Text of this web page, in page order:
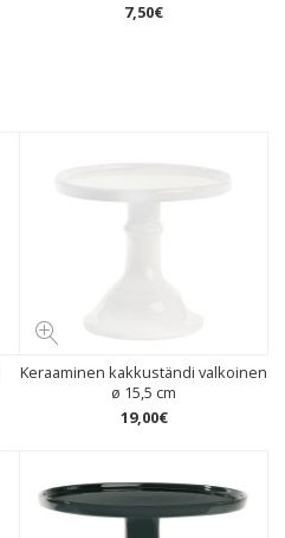
7,50€
Keraaminen kakkuständi valkoinen
ø 15,5 cm
19,00€